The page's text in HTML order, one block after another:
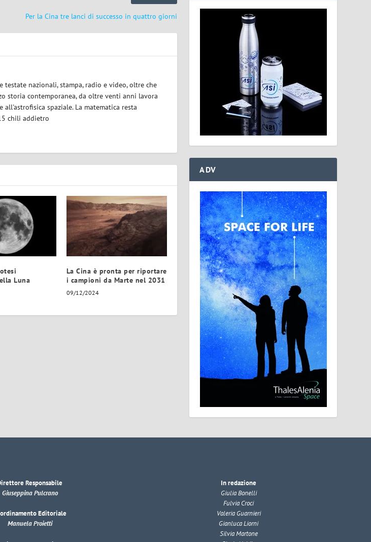
Per la Cina tre lanci di successo in quattro giorni
nazionali, stampa, radio e video, oltre che
storia contemporanea, da oltre venti anni lavora
spaziale. La matematica resta
chili addietro
Luna
La Cina è pronta per riportare
i campioni da Marte nel 2031
09/12/2024
ADV
Responsabile
Giuseppina Pulcrano
Editoriale
Manuela Proietti
In redazione
Giulia Bonelli
Fulvia Croci
Valeria Guarnieri
Gianluca Liorni
Silvia Martone